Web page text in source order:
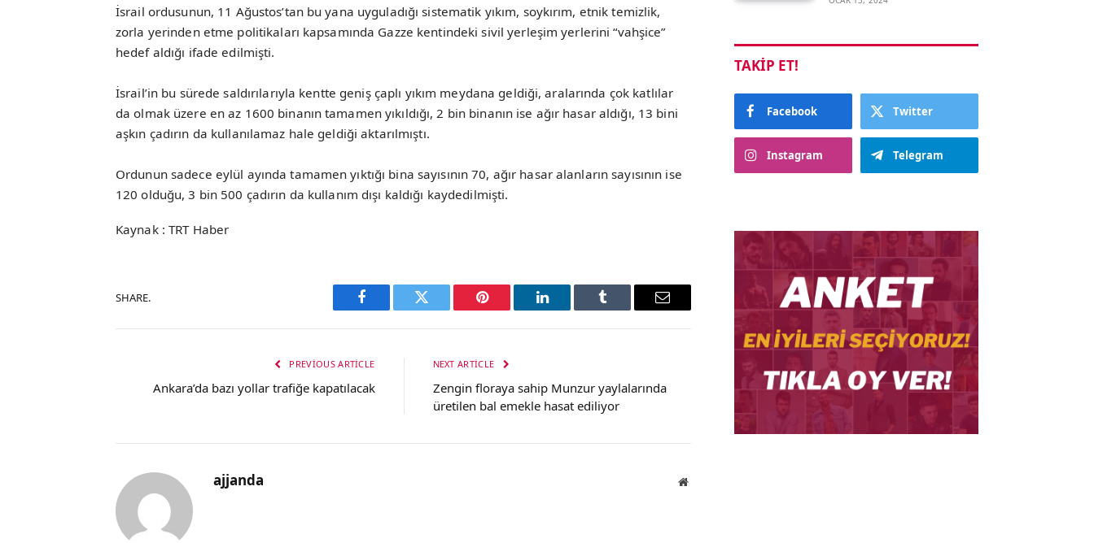
İsrail ordusunun, 11 Ağustos’tan bu yana uyguladığı sistematik yıkım, soykırım, etnik temizlik,
zorla yerinden etme politikaları kapsamında Gazze kentindeki sivil yerleşim yerlerini “vahşice”
hedef aldığı ifade edilmişti.
İsrail’in bu sürede saldırılarıyla kentte geniş çaplı yıkım meydana geldiği, aralarında çok katlılar
da olmak üzere en az 1600 binanın tamamen yıkıldığı, 2 bin binanın ise ağır hasar aldığı, 13 bini
aşkın çadırın da kullanılamaz hale geldiği aktarılmıştı.
Ordunun sadece eylül ayında tamamen yıktığı bina sayısının 70, ağır hasar alanların sayısının ise
120 olduğu, 3 bin 500 çadırın da kullanım dışı kaldığı kaydedilmişti.
Kaynak : TRT Haber
SHARE.
Facebook Twitter Pinterest LinkedIn Tumblr Email
PREVIOUS ARTICLE
Ankara’da bazı yollar trafiğe kapatılacak
NEXT ARTICLE
Zengin floraya sahip Munzur yaylalarında
üretilen bal emekle hasat ediliyor
ajjanda Website
TAKIP ET!
Facebook Twitter
Instagram Telegram